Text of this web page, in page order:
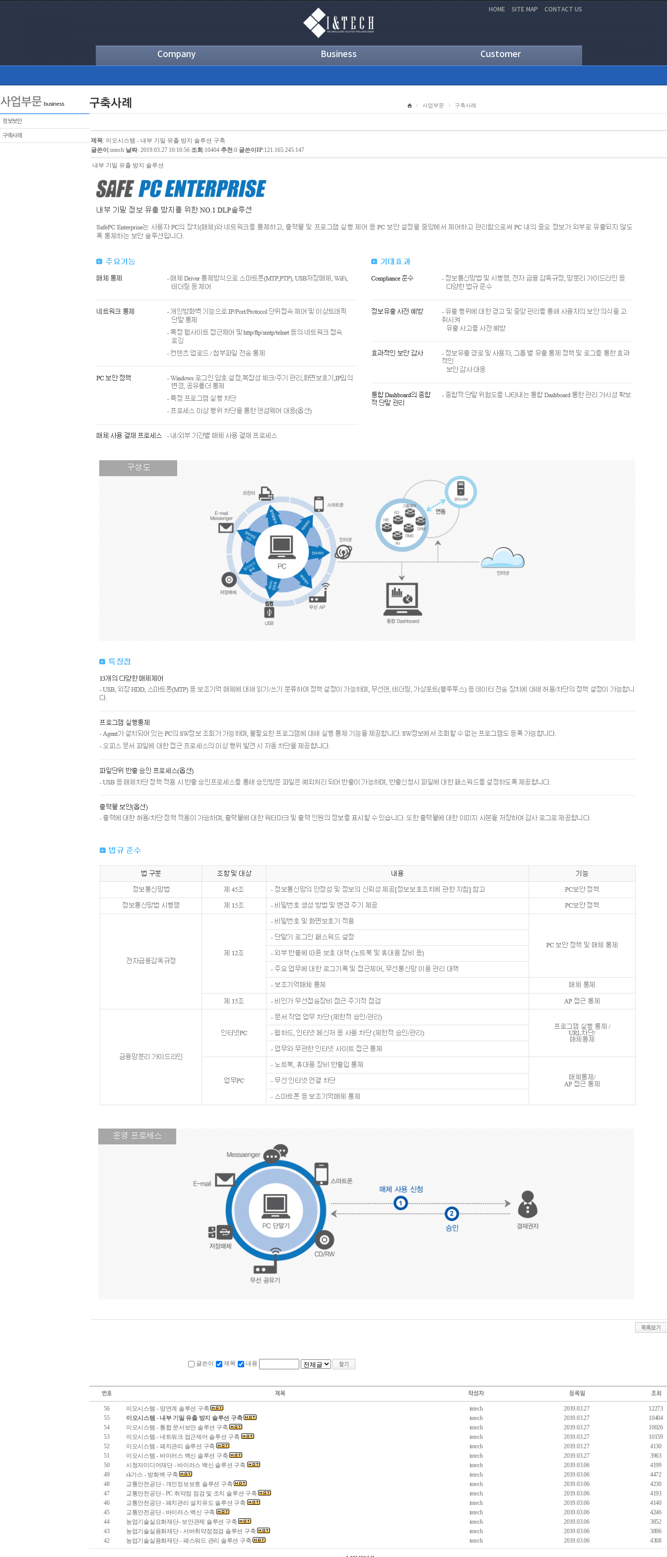
HOME SITE MAP CONTACT US
Company Business Customer
사업부문 business
정보보안
구축사례
사업부문 구축사례
제목: 이오시스템 - 내부 기밀 유출 방지 솔루션 구축
글쓴이 :intech 날짜: 2019.03.27 10:10:56 조회 :10404 추천:0 글쓴이IP:121.165.245.147
내부 기밀 유출 방지 솔루션
글쓴이 제목 내용
56 이오시스템 - 망연계 솔루션 구축 intech 2019.03.27
12273
55
이오시스템 - 내부 기밀 유출 방지 솔루션 구축 intech 2019.03.27
10404
54
이오시스템 - 통합 문서보안 솔루션 구축 intech 2019.03.27
10026
53
이오시스템 - 네트워크 접근제어 솔루션 구축 intech 2019.03.27
10159
52
이오시스템 - 패치관리 솔루션 구축 intech 2019.03.27
4130
51
이오시스템 - 바이러스 백신 솔루션 구축 intech 2019.03.27
3963
50
시청자미디어재단 - 바이러스 백신 솔루션 구축 intech 2019.03.06
4199
49
sk가스 - 방화벽 구축 intech 2019.03.06
4472
48
교통안전공단 - 개인정보보호 솔루션 구축 intech 2019.03.06
4230
47
교통안전공단 - PC 취약점 점검 및 조치 솔루션 구축 intech 2019.03.06
4193
46
교통안전공단 - 패치관리 설치유도 솔루션 구축 intech 2019.03.06
4140
45
교통안전공단 - 바이러스 백신 구축 intech 2019.03.06
4246
44
농업기술실요화재단- 보안관제 솔루션 구축 intech 2019.03.06
3852
43
농업기술실용화재단 - 서버취약점점검 솔루션 구축 intech 2019.03.06
3896
42
농업기술실용화재단 - 패스워드 관리 솔루션 구축 intech 2019.03.06 4308